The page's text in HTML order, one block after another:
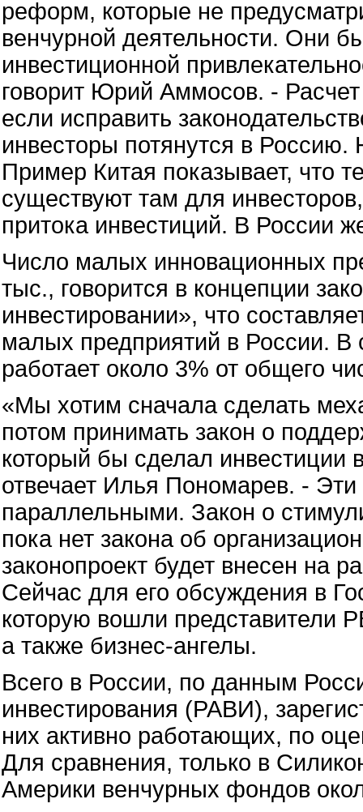
реформ, которые не
венчурной деятельности. Они
инвестиционной
говорит Юрий Аммосов. -
если исправить
инвесторы потянутся в Россию.
Пример Китая показывает, что
существуют там для
притока инвестиций. В России
Число малых инновационных
тыс., говорится в концепции
инвестировании», что
малых предприятий в России. В
работает около 3% от общего
«Мы хотим сначала сделать
потом принимать закон о
который бы сделал инвестиции
отвечает Илья Пономарев. -
параллельными. Закон о
пока нет закона об
законопроект будет внесен на
Сейчас для его обсуждения в
которую вошли представители
а также бизнес-ангелы.
Всего в России, по данным
инвестирования (РАВИ),
них активно работающих, по
Для сравнения, только в
Америки венчурных фондов